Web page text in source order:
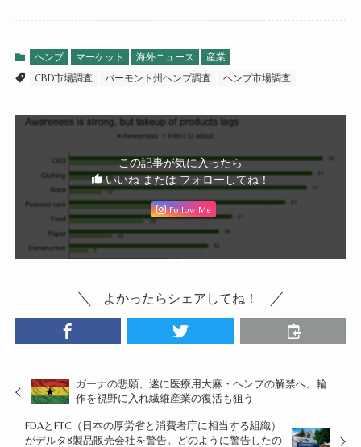
ヘンプ マーケット 海外ニュース
産業
CBD市場調査
バーモント州ヘンプ調査 ヘンプ市場調査
この記事が気に入ったら
いいね または フォローしてね！
Follow Me
よかったらシェアしてね！
ガーナの悲願、遂に医療用大麻・ヘンプの解禁へ。輪
作を視野に入れ繊維産業の復活も狙う
FDAとFTC（日本の厚労省と消費者庁に相当する組織）
がデルタ8製品販売会社を警告。どのように警告したの